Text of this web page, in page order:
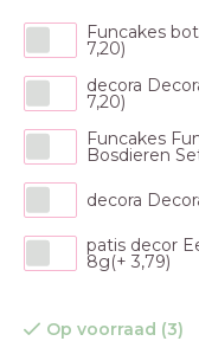
Funcakes
7,20)
decora
7,20)
Funcakes
Bosdieren
decora
patis decor
8g(+ 3,79)
Op voorraad (3)